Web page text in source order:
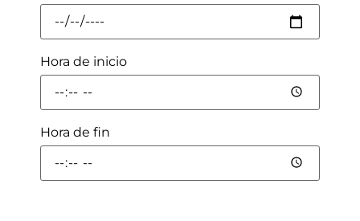
Hora de inicio
Hora de fin